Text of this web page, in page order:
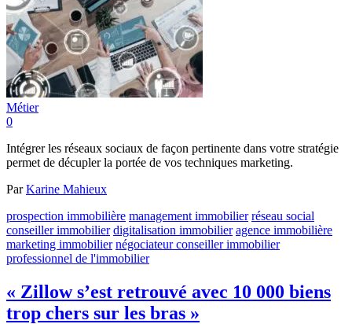
Métier
0
Intégrer les réseaux sociaux de façon pertinente dans votre stratégie
permet de décupler la portée de vos techniques marketing.
ParKarine Mahieux
prospection immobilière management immobilier réseau social
conseiller immobilier digitalisation immobilier agence immobilière
marketing immobilier négociateur conseiller immobilier
professionnel de l'immobilier
« Zillow s’est retrouvé avec 10 000 biens
trop chers sur les bras »